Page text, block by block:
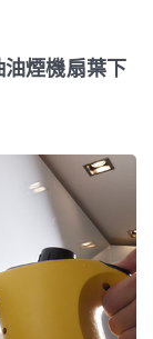
煙機扇葉下